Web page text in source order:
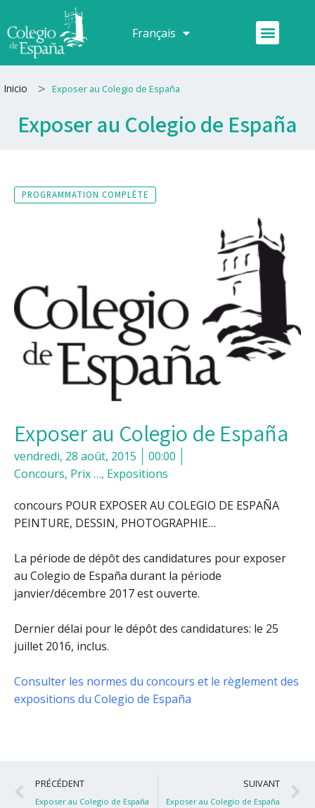
au
contenu
Français
Español Menu
Inicio > Exposer au Colegio de España
Exposer au Colegio de España
PROGRAMMATION COMPLÈTE
Exposer au Colegio de España
vendredi, 28 août, 2015
00:00
Concours, Prix …, Expositions
concours POUR EXPOSER AU COLEGIO DE ESPAÑA
PEINTURE, DESSIN, PHOTOGRAPHIE…
La période de dépôt des candidatures pour exposer
au Colegio de España durant la période
janvier/décembre 2017 est ouverte.
Dernier délai pour le dépôt des candidatures: le 25
juillet 2016, inclus.
Consulter les normes du concours et le règlement des
expositions du Colegio de España
Précédent
PRÉCÉDENT
Exposer au Colegio de España
SUIVANT
Exposer au Colegio de España